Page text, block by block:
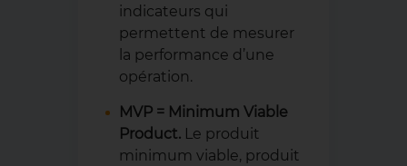
indicateurs qui
permettent de mesurer
la performance d’une
opération.
MVP = Minimum Viable
Product. Le produit
minimum viable, produit